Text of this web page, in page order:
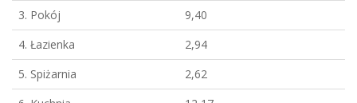
3. Pokój
9,40
4. Łazienka
2,94
5. Spiżarnia
2,62